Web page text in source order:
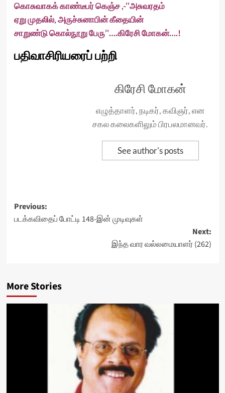
கொசுவாகக் காண்டீபர் கெஞ்ச ,-’’அசுவரதம்
ஏறு முதலில், அருச்சுனாபின் கீதையின்
சாறுண்டு கொல்நூறு பேரு’’….கிரேசி மோகன்….!
பதிவாசிரியரைப் பற்றி
கிரேசி மோகன்
எழுத்தாளர், நடிகர், கவிஞர், என
சகல கலைகளிலும் பிரபலமானவர்.
See author's posts
Post
navigation
Previous:
படக்கவிதைப் போட்டி 148-இன் முடிவுகள்
Next:
இந்த வார வல்லமையாளர் (262)
More Stories